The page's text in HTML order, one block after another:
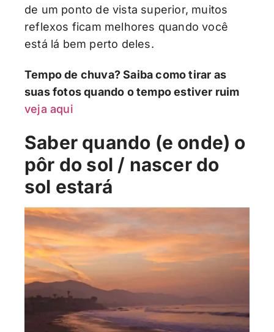
de um ponto de vista superior, muitos
reflexos ficam melhores quando você
está lá bem perto deles.
Tempo de chuva? Saiba como tirar as
suas fotos quando o tempo estiver ruim
veja aqui
Saber quando (e onde) o
pôr do sol / nascer do
sol estará